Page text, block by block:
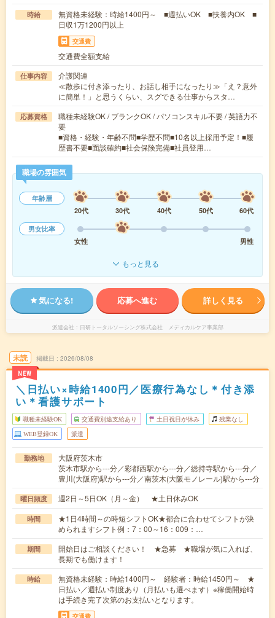
時給
無資格未経験：時給1400円～ ■週払いOK ■扶養内OK ■
日収1万1200円以上
交通費
交通費全額支給
仕事内容
介護関連
≪散歩に付き添ったり、お話し相手になったり≫「え？意外
に簡単！」と思うくらい、スグできる仕事からスタ…
応募資格
職種未経験OK / ブランクOK / パソコンスキル不要 / 英語力不
要
■資格・経験・年齢不問■学歴不問■10名以上採用予定！■履
歴書不要■面談確約■社会保険完備■社員登用…
職場の雰囲気
年齢層
20代
30代 40代 50代
60代
男女比率
女性
男性
もっと見る
気になる! 応募へ進む 詳しく見る
派遣会社 日研トータルソーシング株式会社 メディカルケア事業部
未読
NEW
掲載日 2026/08/08
＼日払い×時給1400円／医療行為なし＊付き添
い＊看護サポート
職種未経験OK 交通費別途支給あり 土日祝日が休み 残業なし
WEB登録OK 派遣
勤務地
大阪府茨木市
茨木市駅から---分／彩都西駅から---分／総持寺駅から---分／
豊川(大阪府)駅から---分／南茨木(大阪モノレール)駅から---分
曜日頻度 週2日～5日OK（月～金） ★土日休みOK
時間
★1日4時間～の時短シフトOK★都合に合わせてシフトが決
められますシフト例：7：00～16：009：…
期間
開始日はご相談ください！ ★急募 ★職場が気に入れば、
長期でも働けます！
時給
無資格未経験：時給1400円～ 経験者：時給1450円～ ★
日払い／週払い制度あり（月払いも選べます）※稼働開始時
は手続き完了次第のお支払いとなります。
交通費